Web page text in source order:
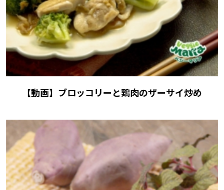
【動画】ブロッコリーと鶏肉のザーサイ炒め